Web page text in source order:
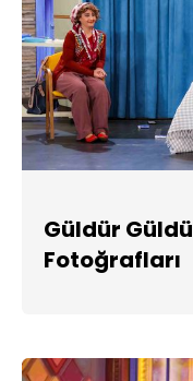
Güldür
Fotoğrafları